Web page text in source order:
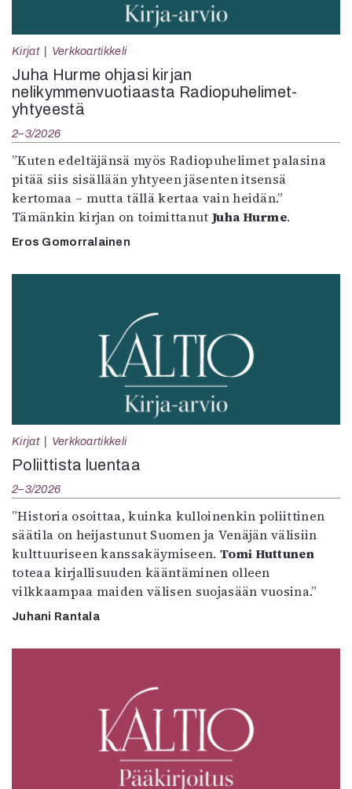
Kirjat Verkkoartikkeli
Juha Hurme ohjasi kirjan
nelikymmenvuotiaasta Radiopuhelimet-
yhtyeestä
2–3/2026
”Kuten edeltäjänsä myös Radiopuhelimet palasina
pitää siis sisällään yhtyeen jäsenten itsensä
kertomaa – mutta tällä kertaa vain heidän.”
Tämänkin kirjan on toimittanut Juha Hurme.
Eros Gomorralainen
Kirjat Verkkoartikkeli
Poliittista luentaa
2–3/2026
”Historia osoittaa, kuinka kulloinenkin poliittinen
säätila on heijastunut Suomen ja Venäjän välisiin
kulttuuriseen kanssakäymiseen. Tomi Huttunen
toteaa kirjallisuuden kääntäminen olleen
vilkkaampaa maiden välisen suojasään vuosina.”
Juhani Rantala